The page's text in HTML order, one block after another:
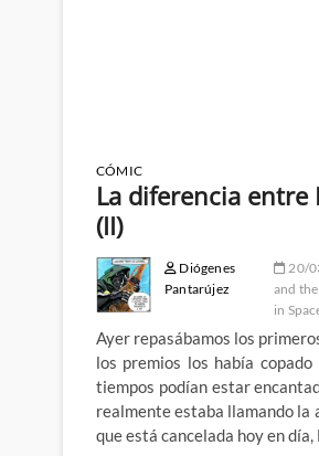
CÓMIC
La diferencia entre
(II)
Diógenes
Pantarújez
20/
and
in
Ayer repasábamos los
los premios los había
tiempos podían estar
realmente estaba llamando la
que está cancelada hoy en